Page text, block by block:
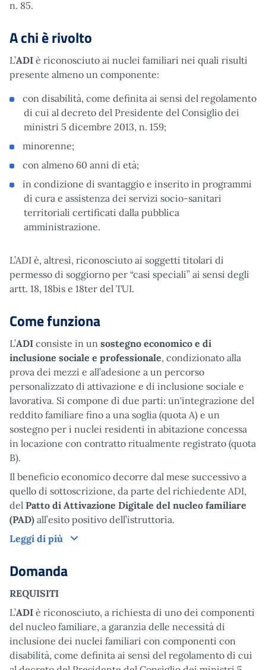
n. 85.
A chi è rivolto
L’ADI è riconosciuto ai nuclei familiari nei quali risulti
presente almeno un componente:
con disabilità, come definita ai sensi del regolamento
di cui al decreto del Presidente del Consiglio dei
ministri 5 dicembre 2013, n. 159;
minorenne;
con almeno 60 anni di età;
in condizione di svantaggio e inserito in programmi
di cura e assistenza dei servizi socio-sanitari
territoriali certificati dalla pubblica
amministrazione.
L’ADI è, altresì, riconosciuto ai soggetti titolari di
permesso di soggiorno per “casi speciali” ai sensi degli
artt. 18, 18bis e 18ter del TUI.
Come funziona
L’ADI consiste in un sostegno economico e di
inclusione sociale e professionale, condizionato alla
prova dei mezzi e all’adesione a un percorso
personalizzato di attivazione e di inclusione sociale e
lavorativa. Si compone di due parti: un'integrazione del
reddito familiare fino a una soglia (quota A) e un
sostegno per i nuclei residenti in abitazione concessa
in locazione con contratto ritualmente registrato (quota
B).
Il beneficio economico decorre dal mese successivo a
quello di sottoscrizione, da parte del richiedente ADI,
del Patto di Attivazione Digitale del nucleo familiare
(PAD) all’esito positivo dell’istruttoria.
Leggi di più
Come funziona
Domanda
REQUISITI
L’ADI è riconosciuto, a richiesta di uno dei componenti
del nucleo familiare, a garanzia delle necessità di
inclusione dei nuclei familiari con componenti con
disabilità, come definita ai sensi del regolamento di cui